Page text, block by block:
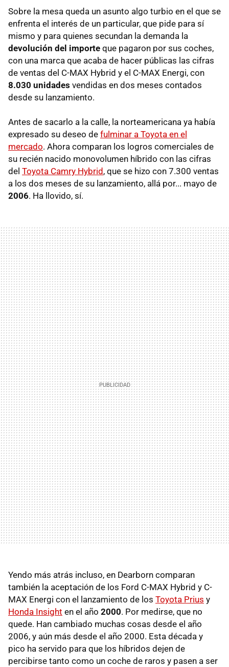
Sobre la mesa queda un asunto algo turbio en el que se
enfrenta el interés de un particular, que pide para sí
mismo y para quienes secundan la demanda la
devolución del importe que pagaron por sus coches,
con una marca que acaba de hacer públicas las cifras
de ventas del C-MAX Hybrid y el C-MAX Energi, con
8.030 unidades vendidas en dos meses contados
desde su lanzamiento.
Antes de sacarlo a la calle, la norteamericana ya había
expresado su deseo de fulminar a Toyota en el
mercado. Ahora comparan los logros comerciales de
su recién nacido monovolumen híbrido con las cifras
del Toyota Camry Hybrid, que se hizo con 7.300 ventas
a los dos meses de su lanzamiento, allá por... mayo de
2006. Ha llovido, sí.
Yendo más atrás incluso, en Dearborn comparan
también la aceptación de los Ford C-MAX Hybrid y C-
MAX Energi con el lanzamiento de los Toyota Prius y
Honda Insight en el año 2000. Por medirse, que no
quede. Han cambiado muchas cosas desde el año
2006, y aún más desde el año 2000. Esta década y
pico ha servido para que los híbridos dejen de
percibirse tanto como un coche de raros y pasen a ser